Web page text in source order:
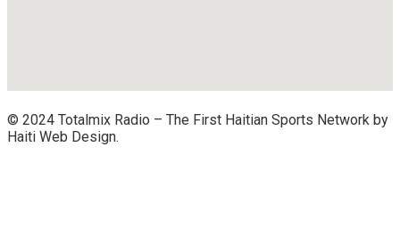
© 2024 Totalmix Radio – The First Haitian Sports Network by
Haiti Web Design.